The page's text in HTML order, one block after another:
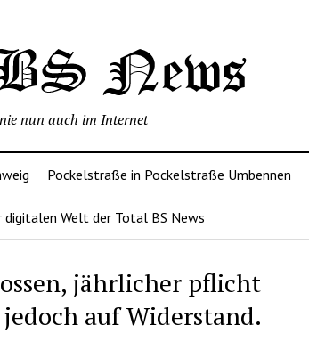
nun auch im Internet
Pockelstraße in Pockelstraße Umbennen
digitalen Welt der Total BS News
jährlicher pflicht
auf Widerstand.